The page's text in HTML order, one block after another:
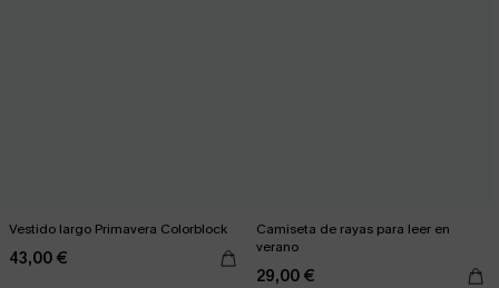
Vestido largo Primavera Colorblock
43,00 €
Camiseta de rayas para leer en
verano
29,00 €